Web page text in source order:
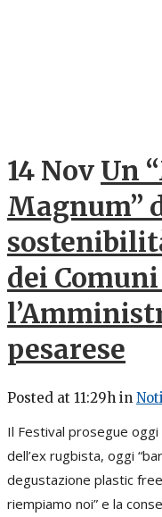
14 Nov Un
Magnum”
dei
pesarese
Posted at 11:29h in
Il Festival prosegue oggi
dell’ex rugbista, oggi
degustazione plastic
riempiamo noi” e la